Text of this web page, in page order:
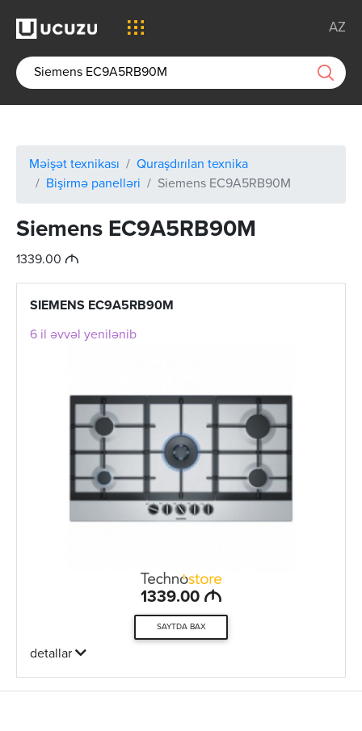
AZ
Məişət texnikası
Quraşdırılan texnika
Bişirmə panelləri
Siemens EC9A5RB90M
Siemens EC9A5RB90M
1339.00 M
SIEMENS EC9A5RB90M
6 il əvvəl yenilənib
1339.00 M
SAYTDA BAX
detallar